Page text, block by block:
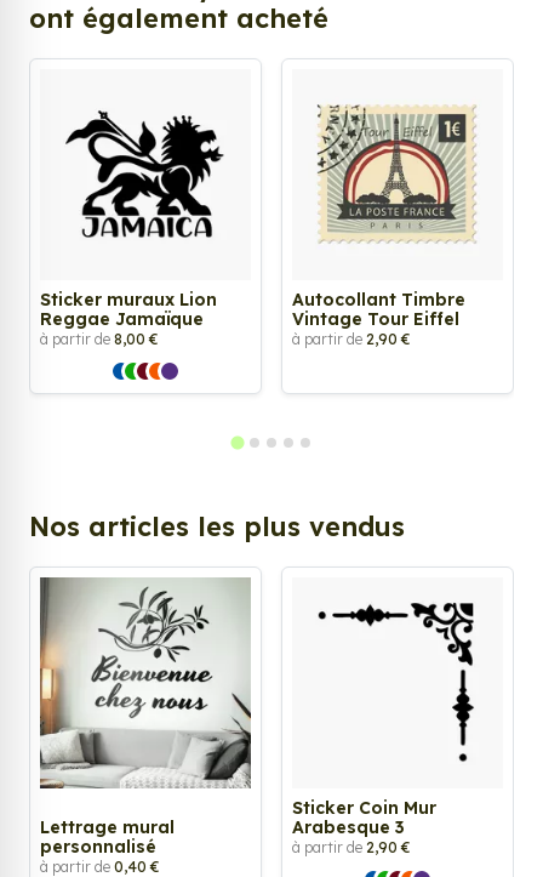
ont également acheté
Sticker muraux Lion
Reggae Jamaïque
à partir de 8,00 €
Autocollant Timbre
Vintage Tour Eiffel
à partir de 2,90 €
Nos articles les plus vendus
Lettrage mural
personnalisé
à partir de 0,40 €
Sticker Coin Mur
Arabesque 3
à partir de 2,90 €